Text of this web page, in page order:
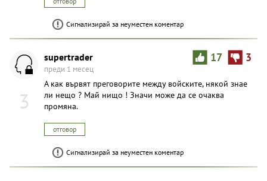
Сигнализирай за неуместен коментар
3
17 3
supertrader
преди 1 месец
А как вървят преговорите между войските, някой знае
ли нещо ? Май нищо ! Значи може да се очаква
промяна.
отговор
Сигнализирай за неуместен коментар